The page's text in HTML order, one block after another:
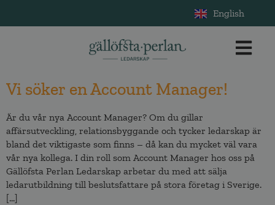
English
Vi söker en Account Manager!
Är du vår nya Account Manager? Om du gillar
affärsutveckling, relationsbyggande och tycker ledarskap är
bland det viktigaste som finns – då kan du mycket väl vara
vår nya kollega. I din roll som Account Manager hos oss på
Gällöfsta Perlan Ledarskap arbetar du med att sälja
ledarutbildning till beslutsfattare på stora företag i Sverige.
[…]